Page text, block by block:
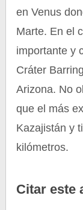
en Venus
Marte. En el
importante y
Cráter
Arizona. No
que el más
Kazajistán y
kilómetros.
Citar este